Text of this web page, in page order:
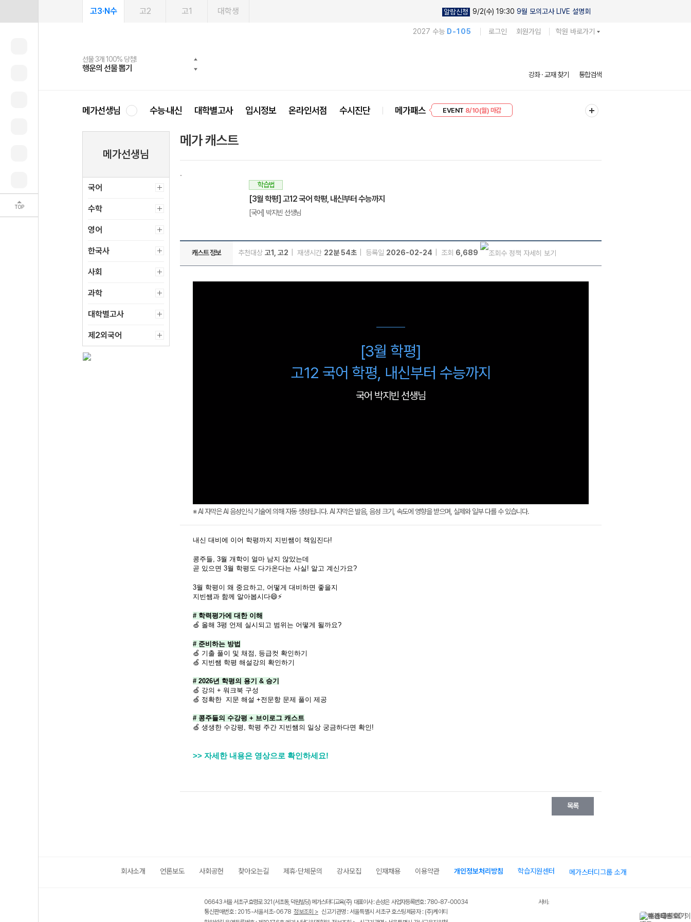
TOP
고3·N수 고2 고1 대학생 알람신청 9/2(수) 19:30 9월 모의고사 LIVE 설명회
2027 수능 D-105 로그인 회원가입 학원 바로가기
선물 3개 100% 당첨!
행운의 선물 뽑기
선물 100% 증정!
메가스터디 X 올리브
여름방학 스터디 캐시백
메가런 썸머스쿨
2027 러셀 단과
강사 공개선발
스마트러닝앱
설문 EVENT
메가패스
3일 무료 체험권
메가패스 수강생 무료혜택!
메가클럽 멤버십
사회공헌 캠페인
희망이룸 메가나눔
강좌 · 교재 찾기 통합검색
메가선생님 수능·내신 대학별고사 입시정보 온라인서점 수시진단 메가패스
EVENT 8/10(월) 마감
메가선생님
국어
수학
영어
한국사
사회
과학
대학별고사
제2외국어
메가 캐스트
학습법
[3월 학평] 고12 국어 학평, 내신부터 수능까지
[국어] 박지빈 선생님
캐스트 정보 추천대상 고1, 고2 재생시간 22분 54초 등록일 2026-02-24 조회 6,689
[3월 학평]
고12 국어 학평, 내신부터 수능까지
국어 박지빈 선생님
※ AI 자막은 AI 음성인식 기술에 의해 자동 생성됩니다. AI 자막은 발음, 음성 크기, 속도에 영향을 받으며, 실제와 일부 다를 수 있습니다.
내신 대비에 이어 학평까지 지빈쌤이 책임진다!
콩주들, 3월 개학이 얼마 남지 않았는데
곧 있으면 3월 학평도 다가온다는 사실! 알고 계신가요?
3월 학평이 왜 중요하고, 어떻게 대비하면 좋을지
지빈쌤과 함께 알아봅시다😄⚡
# 학력평가에 대한 이해
🍏 올해 3평 언제 실시되고 범위는 어떻게 될까요?
# 준비하는 방법
🍏 기출 풀이 및 채점, 등급컷 확인하기
🍏 지빈쌤 학평 해설강의 확인하기
# 2026년 학평의 용기 & 승기
🍏 강의 + 워크북 구성
🍏 정확한 지문 해설 +전문항 문제 풀이 제공
# 콩주들의 수강평 + 브이로그 캐스트
🍏 생생한 수강평, 학평 주간 지빈쌤의 일상 궁금하다면 확인!
>> 자세한 내용은 영상으로 확인하세요!
목록
회사소개 언론보도 사회공헌 찾아오는길 제휴·단체문의 강사모집 인재채용 이용약관 개인정보처리방침 학습지원센터 메가스터디그룹 소개
06643 서울 서초구 효령로 321 (서초동, 덕원빌딩) 메가스터디교육(주) 대표이사 : 손성은 사업자등록번호 : 780-87-00034
통신판매번호 : 2015-서울서초-0678 정보조회 > 신고기관명 : 서울특별시 서초구 호스팅제공자 : (주)케이티
서비스 가입사실 확인